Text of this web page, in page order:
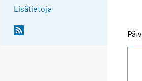
Lisätietoja